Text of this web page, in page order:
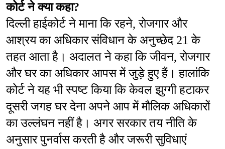
कोर्ट ने क्या कहा?
दिल्ली हाईकोर्ट ने माना कि रहने, रोजगार और
आश्रय का अधिकार संविधान के अनुच्छेद 21 के
तहत आता है। अदालत ने कहा कि जीवन, रोजगार
और घर का अधिकार आपस में जुड़े हुए हैं। हालांकि
कोर्ट ने यह भी स्पष्ट किया कि केवल झुग्गी हटाकर
दूसरी जगह घर देना अपने आप में मौलिक अधिकारों
का उल्लंघन नहीं है। अगर सरकार तय नीति के
अनुसार पुनर्वास करती है और जरूरी सुविधाएं